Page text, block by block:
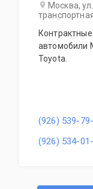
Москва,
автомобили
Toyota.
(926) 539-
(926) 534-